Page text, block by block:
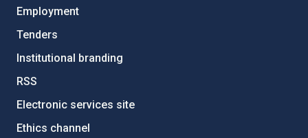
Employment
Tenders
Institutional branding
RSS
Electronic services site
Ethics channel